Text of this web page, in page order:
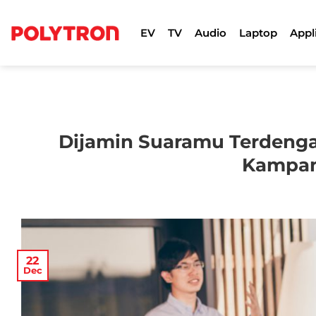
content
EV TV Audio Laptop
Dijamin Suaramu
22
Dec